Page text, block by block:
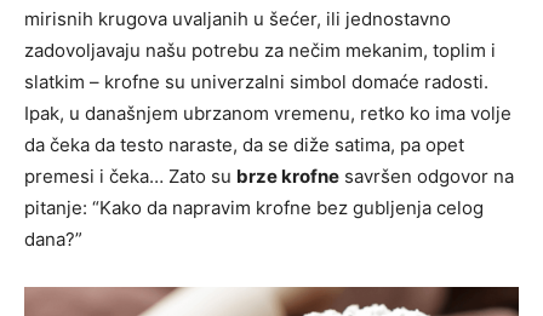
mirisnih krugova uvaljanih u šećer, ili jednostavno
zadovoljavaju našu potrebu za nečim mekanim, toplim i
slatkim – krofne su univerzalni simbol domaće radosti.
Ipak, u današnjem ubrzanom vremenu, retko ko ima volje
da čeka da testo naraste, da se diže satima, pa opet
premesi i čeka… Zato su brze krofne savršen odgovor na
pitanje: “Kako da napravim krofne bez gubljenja celog
dana?”